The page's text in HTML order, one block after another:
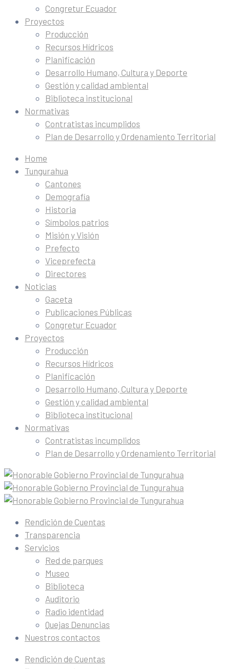
Congretur Ecuador
Proyectos
Producción
Recursos Hídricos
Planificación
Desarrollo Humano, Cultura y Deporte
Gestión y calidad ambiental
Biblioteca institucional
Normativas
Contratistas incumplidos
Plan de Desarrollo y Ordenamiento Territorial
Home
Tungurahua
Cantones
Demografía
Historia
Símbolos patrios
Misión y Visión
Prefecto
Viceprefecta
Directores
Noticias
Gaceta
Publicaciones Públicas
Congretur Ecuador
Proyectos
Producción
Recursos Hídricos
Planificación
Desarrollo Humano, Cultura y Deporte
Gestión y calidad ambiental
Biblioteca institucional
Normativas
Contratistas incumplidos
Plan de Desarrollo y Ordenamiento Territorial
Rendición de Cuentas
Transparencia
Servicios
Red de parques
Museo
Biblioteca
Auditorio
Radio identidad
Quejas Denuncias
Nuestros contactos
Rendición de Cuentas